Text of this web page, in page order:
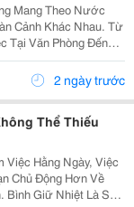
Mang Theo Nước
Cảnh Khác Nhau. Từ
Tại Văn Phòng Đến
Lại Sự Tiện Lợi Và
Việc Chuẩn Bị Đồ
2 ngày trước
Thể Thiếu
Việc Hằng Ngày, Việc
Chủ Động Hơn Về
Bình Giữ Nhiệt Là Sản